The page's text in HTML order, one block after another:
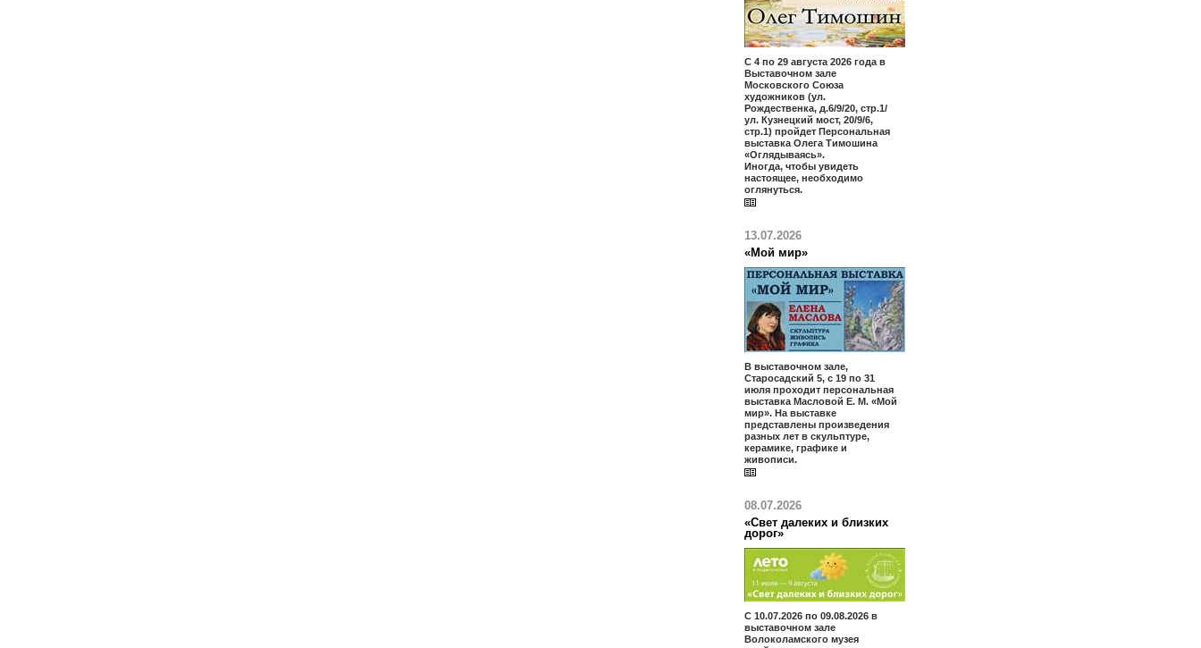
С 4 по 29 августа 2026 года в
Выставочном зале
Московского Союза
художников (ул.
Рождественка, д.6/9/20, стр.1/
ул. Кузнецкий мост, 20/9/6,
стр.1) пройдет Персональная
выставка Олега Тимошина
«Оглядываясь».
Иногда, чтобы увидеть
настоящее, необходимо
оглянуться.
13.07.2026
«Мой мир»
В выставочном зале,
Старосадский 5, с 19 по 31
июля проходит персональная
выставка Масловой Е. М. «Мой
мир». На выставке
представлены произведения
разных лет в скульптуре,
керамике, графике и
живописи.
08.07.2026
«Свет далеких и близких
дорог»
С 10.07.2026 по 09.08.2026 в
выставочном зале
Волоколамского музея